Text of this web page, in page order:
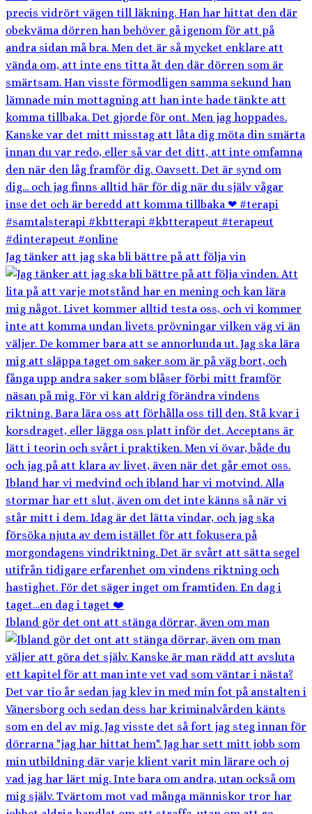
Jag tänker att jag ska bli bättre på att följa vin
Ibland gör det ont att stänga dörrar, även om man